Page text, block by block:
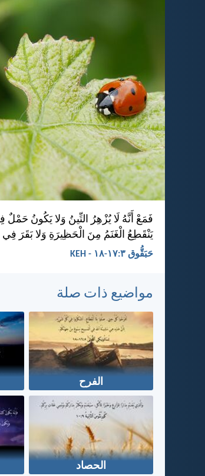
فَمَعْ أَنَّهُ لَا يُزْهِرُ التِّينُ وَلا يَكُونُ
يَنْقَطِعُ الْغَنَمُ مِنَ الْحَظِيرَةِ وَلا بَقَرَ فِي
حَبَقُّوق ٣:‏١٧-‏١٨ - KEH
مواضيع ذات صلة
الفرح
الحصاد